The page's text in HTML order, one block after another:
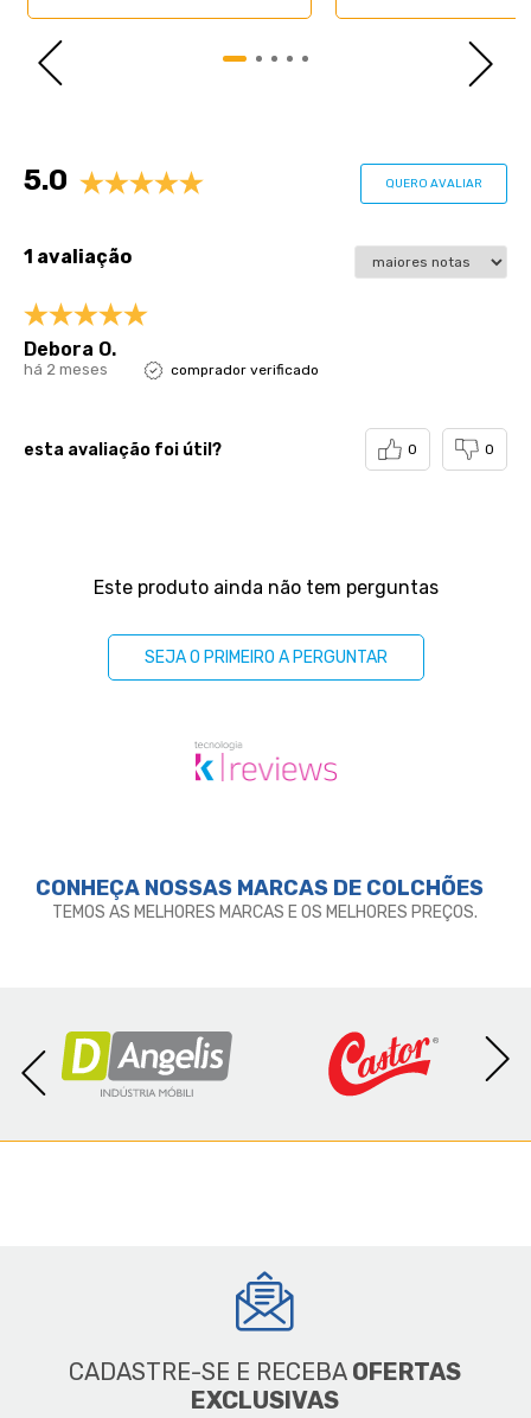
5.0 QUERO AVALIAR
1 avaliação
Debora O.
há 2 meses comprador verificado
esta avaliação foi útil? 0 0
Este produto ainda não tem perguntas
SEJA O PRIMEIRO A PERGUNTAR
CONHEÇA NOSSAS MARCAS DE COLCHÕES
TEMOS AS MELHORES MARCAS E OS MELHORES PREÇOS.
CADASTRE-SE E RECEBA OFERTAS
EXCLUSIVAS